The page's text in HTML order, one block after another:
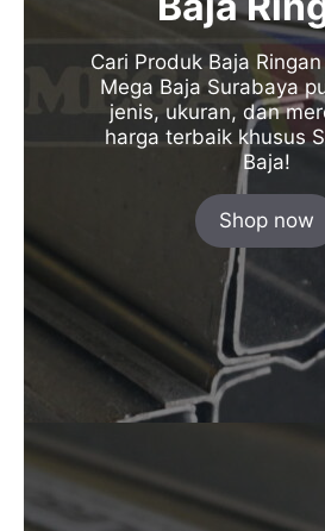
Cari Produk Baja
Mega Baja Surabaya
jenis, ukuran, dan
harga terbaik khusus
Baja!
Shop now